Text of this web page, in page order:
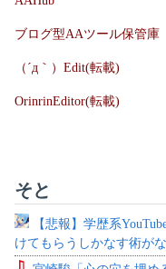
ブログ型AAツール保管庫
（´д｀）Edit(転載)
OrinrinEditor(転載)
そと
【悲報】学歴系
けてもらうしかなす術が